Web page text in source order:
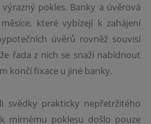
pokles. Banky a úvěrová
které vybízejí k zahájení
úvěrů rovněž souvisí
řada z nich se snaží nabídnout
končí fixace u jiné banky.
svědky prakticky nepřetržitého
mírnému poklesu došlo pouze